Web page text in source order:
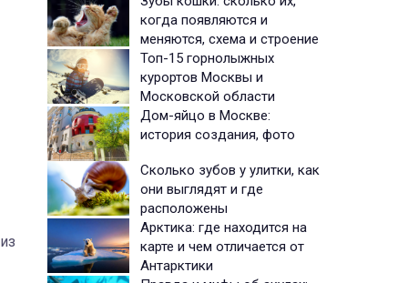
когда появляются и
меняются, схема и строение
Топ-15 горнолыжных
курортов Москвы и
Московской области
Дом-яйцо в Москве:
история создания, фото
Сколько зубов у улитки, как
они выглядят и где
расположены
Арктика: где находится на
карте и чем отличается от
Антарктики